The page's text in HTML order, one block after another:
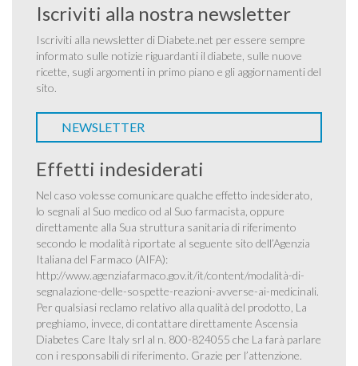
Iscriviti alla nostra newsletter
Iscriviti alla newsletter di Diabete.net per essere sempre
informato sulle notizie riguardanti il diabete, sulle nuove
ricette, sugli argomenti in primo piano e gli aggiornamenti del
sito.
NEWSLETTER
Effetti indesiderati
Nel caso volesse comunicare qualche effetto indesiderato,
lo segnali al Suo medico od al Suo farmacista, oppure
direttamente alla Sua struttura sanitaria di riferimento
secondo le modalità riportate al seguente sito dell’Agenzia
Italiana del Farmaco (AIFA):
http://www.agenziafarmaco.gov.it/it/content/modalità-di-
segnalazione-delle-sospette-reazioni-avverse-ai-medicinali.
Per qualsiasi reclamo relativo alla qualità del prodotto, La
preghiamo, invece, di contattare direttamente Ascensia
Diabetes Care Italy srl al n. 800-824055 che La farà parlare
con i responsabili di riferimento. Grazie per l’attenzione.